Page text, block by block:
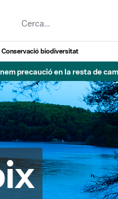
Conservació biodiversitat
precaució en la resta de